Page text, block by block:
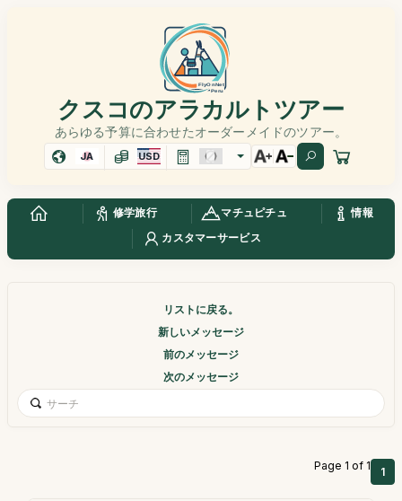
クスコのアラカルトツアー
あらゆる予算に合わせたオーダーメイドのツアー。
JA USD
修学旅行 マチュピチュ
情報
カスタマーサービス
リストに戻る。
新しいメッセージ
前のメッセージ
次のメッセージ
Page 1 of 1 1